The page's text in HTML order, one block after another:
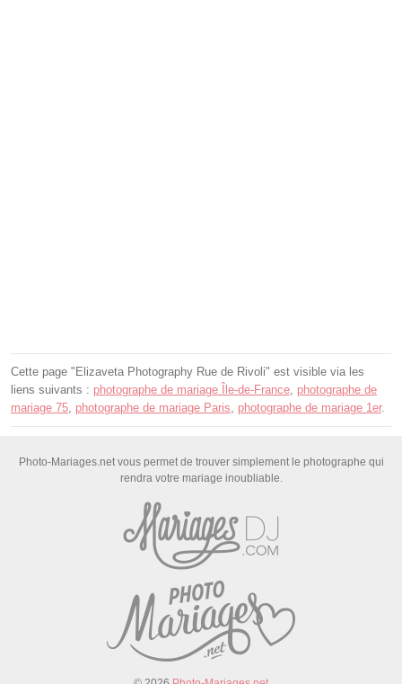
Cette page "Elizaveta Photography Rue de Rivoli" est visible via les
liens suivants : photographe de mariage Île-de-France, photographe de
mariage 75, photographe de mariage Paris, photographe de mariage 1er.
Photo-Mariages.net vous permet de trouver simplement le photographe qui
rendra votre mariage inoubliable.